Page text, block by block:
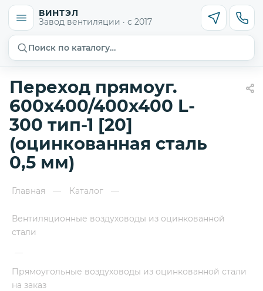
ВИНТЭЛ
Завод вентиляции · с 2017
Поиск по каталогу…
Переход прямоуг.
600х400/400х400 L-
300 тип-1 [20]
(оцинкованная сталь
0,5 мм)
Главная — Каталог —
Вентиляционные воздуховоды из оцинкованной
стали
—
Прямоугольные воздуховоды из оцинкованной стали
на заказ